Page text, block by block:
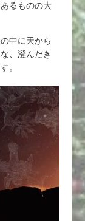
るものの大
中に天から
、澄んだき
。